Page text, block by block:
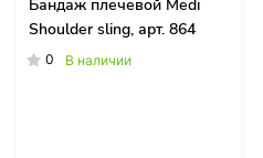
Бандаж плечевой Medi
Shoulder sling, арт. 864
0 В наличии